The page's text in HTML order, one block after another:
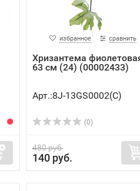
избранное сравнить
Хризантема
63 см (24) (00002433)
Арт.:8J-13GS0002(C)
(0)
480 руб.
140 руб.